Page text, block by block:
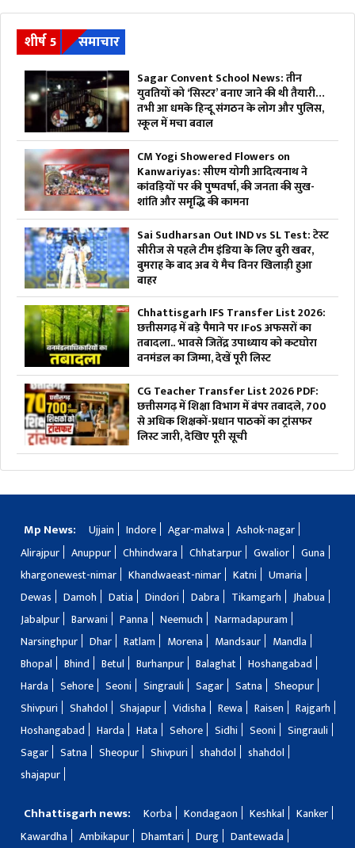
शीर्ष 5 समाचार
Sagar Convent School News: तीन
युवतियों को ‘सिस्टर’ बनाए जाने की थी तैयारी…
तभी आ धमके हिन्दू संगठन के लोग और पुलिस,
स्कूल में मचा बवाल
CM Yogi Showered Flowers on
Kanwariyas: सीएम योगी आदित्यनाथ ने
कांवड़ियों पर की पुष्पवर्षा, की जनता की सुख-
शांति और समृद्धि की कामना
Sai Sudharsan Out IND vs SL Test: टेस्ट
सीरीज से पहले टीम इंडिया के लिए बुरी खबर,
बुमराह के बाद अब ये मैच विनर खिलाड़ी हुआ
बाहर
Chhattisgarh IFS Transfer List 2026:
छत्तीसगढ़ में बड़े पैमाने पर IFoS अफसरों का
तबादला.. भावसे जितेंद्र उपाध्याय को कटघोरा
वनमंडल का जिम्मा, देखें पूरी लिस्ट
CG Teacher Transfer List 2026 PDF:
छत्तीसगढ़ में शिक्षा विभाग में बंपर तबादले, 700
से अधिक शिक्षकों-प्रधान पाठकों का ट्रांसफर
लिस्ट जारी, देखिए पूरी सूची
Mp News: Ujjain Indore Agar-malwa
Ashok-nagar
Alirajpur
Anuppur Chhindwara Chhatarpur Gwalior
Guna
khargonewest-nimar
Khandwaeast-nimar Katni
Umaria
Dewas
Damoh Datia Dindori Dabra Tikamgarh
Jhabua
Jabalpur
Barwani Panna Neemuch
Narmadapuram
Narsinghpur
Dhar Ratlam Morena Mandsaur
Mandla
Bhopal
Bhind Betul Burhanpur Balaghat
Hoshangabad
Harda
Sehore Seoni Singrauli Sagar Satna
Sheopur
Shivpuri
Shahdol Shajapur Vidisha Rewa Raisen
Rajgarh
Hoshangabad
Harda Hata Sehore Sidhi Seoni
Singrauli
Sagar
Satna Sheopur Shivpuri shahdol
shahdol
shajapur
Chhattisgarh news: Korba Kondagaon Keshkal
Kanker
Kawardha
Ambikapur Dhamtari Durg
Dantewada